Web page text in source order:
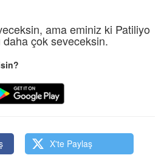
ama eminiz ki Patiliyo
daha çok seveceksin.
X'te Paylaş